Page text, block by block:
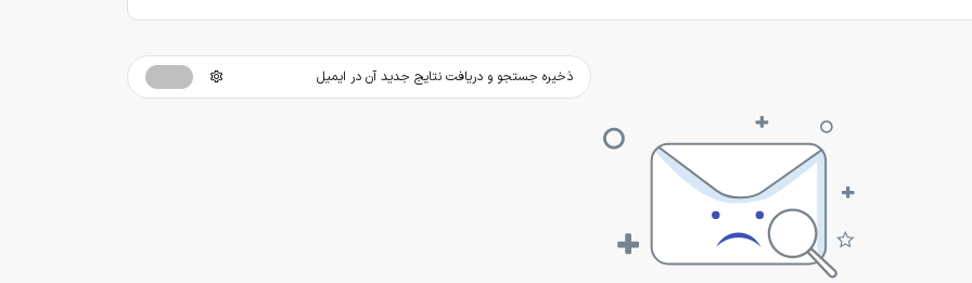
ذخیره جستجو و دریافت نتایج جدید آن در ایمیل